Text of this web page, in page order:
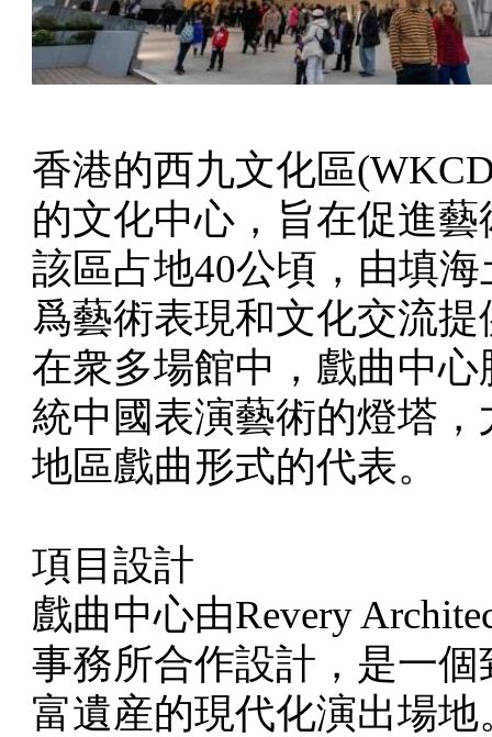
香港的西九文化區
的文化中心，旨在促進
該區占地40公頃，由填
爲藝術表現和文化交流
在衆多場館中，戲曲中
統中國表演藝術的燈塔
地區戲曲形式的代表。
項目設計
戲曲中心由Revery
事務所合作設計，是一
富遺産的現代化演出場